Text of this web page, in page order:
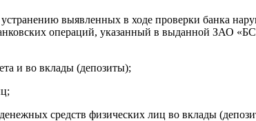
выявленных в ходе проверки банка
операций, указанный в выданной ЗАО
и во вклады (депозиты);
средств физических лиц во вклады